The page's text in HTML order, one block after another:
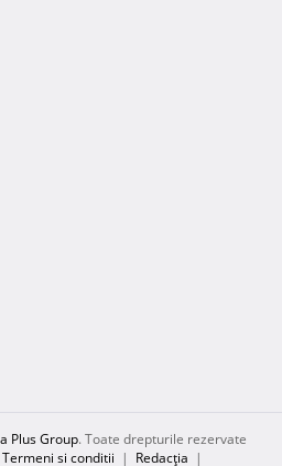
Plus Group. Toate drepturile rezervate
Termeni si conditii | Redacţia |